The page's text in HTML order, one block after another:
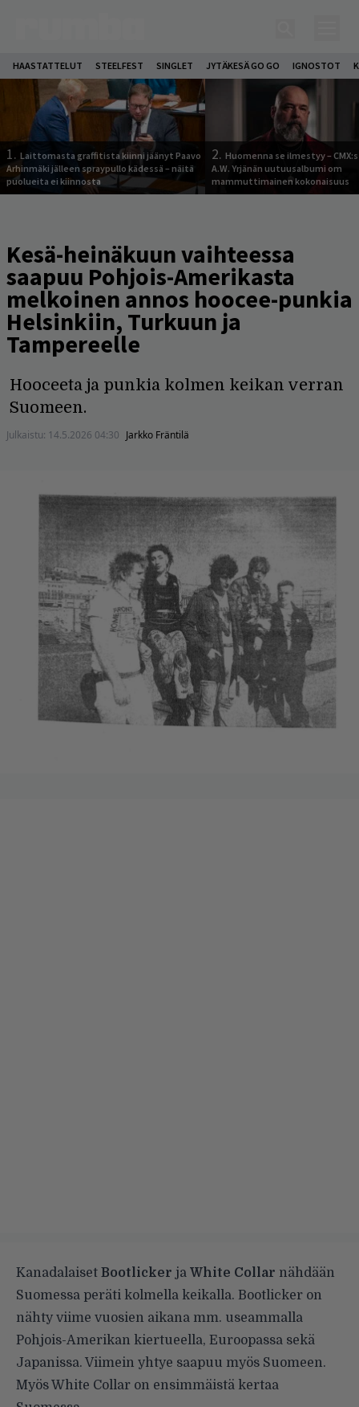
HAASTATTELUT STEELFEST SINGLET JYTÄKESÄ GO GO IGNOSTOT
1. Laittomasta graffitista kiinni jäänyt Paavo
Arhinmäki jälleen spraypullo kädessä – näitä
puolueita ei kiinnosta
2. Huomenna se ilmestyy –
A.W. Yrjänän uutuusalbumi om
mammuttimainen kokonaisuus
Kesä-heinäkuun vaihteessa
saapuu Pohjois-Amerikasta
melkoinen annos hoocee-punkia
Helsinkiin, Turkuun ja
Tampereelle
Hooceeta ja punkia kolmen keikan verran
Suomeen.
Julkaistu: 14.5.2026 04:30 Jarkko Fräntilä
Kanadalaiset Bootlicker ja White Collar nähdään
Suomessa peräti kolmella keikalla. Bootlicker on
nähty viime vuosien aikana mm. useammalla
Pohjois-Amerikan kiertueella, Euroopassa sekä
Japanissa. Viimein yhtye saapuu myös Suomeen.
Myös White Collar on ensimmäistä kertaa